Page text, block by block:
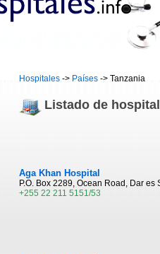
Hospitales -> Países -> Tanzania
Listado de
Aga Khan Hospital
P.O. Box 2289, Ocean Road, Dar es
+255 22 211 5151/53